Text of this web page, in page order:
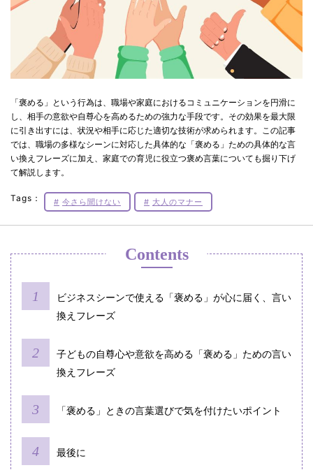
「褒める」という行為は、職場や家庭におけるコミュニケーションを円滑に
し、相手の意欲や自尊心を高めるための強力な手段です。その効果を最大限
に引き出すには、状況や相手に応じた適切な技術が求められます。この記事
では、職場の多様なシーンに対応した具体的な「褒める」ための具体的な言
い換えフレーズに加え、家庭での育児に役立つ褒め言葉についても掘り下げ
て解説します。
Tags： 今さら聞けない 大人のマナー
Contents
ビジネスシーンで使える「褒める」が心に届く、言い
換えフレーズ
子どもの自尊心や意欲を高める「褒める」ための言い
換えフレーズ
「褒める」ときの言葉選びで気を付けたいポイント
最後に